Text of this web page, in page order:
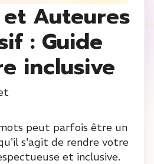
Auteures
: Guide
inclusive
peut parfois être un
s'agit de rendre votre
et inclusive.